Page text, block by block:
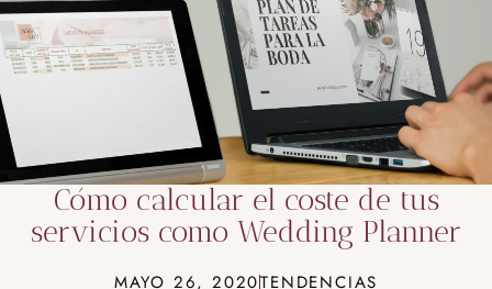
Cómo calcular el coste de tus
servicios como Wedding Planner
MAYO 26, 2020TENDENCIAS